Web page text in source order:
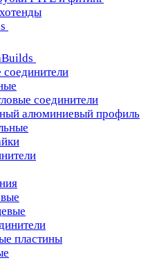
соединители
алюминиевый профиль
пластины